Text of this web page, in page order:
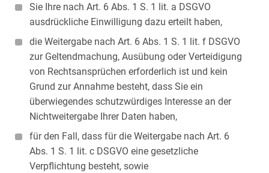
Sie Ihre nach Art. 6 Abs. 1 S. 1 lit. a DSGVO
ausdrückliche Einwilligung dazu erteilt haben,
die Weitergabe nach Art. 6 Abs. 1 S. 1 lit. f DSGVO
zur Geltendmachung, Ausübung oder Verteidigung
von Rechtsansprüchen erforderlich ist und kein
Grund zur Annahme besteht, dass Sie ein
überwiegendes schutzwürdiges Interesse an der
Nichtweitergabe Ihrer Daten haben,
für den Fall, dass für die Weitergabe nach Art. 6
Abs. 1 S. 1 lit. c DSGVO eine gesetzliche
Verpflichtung besteht, sowie